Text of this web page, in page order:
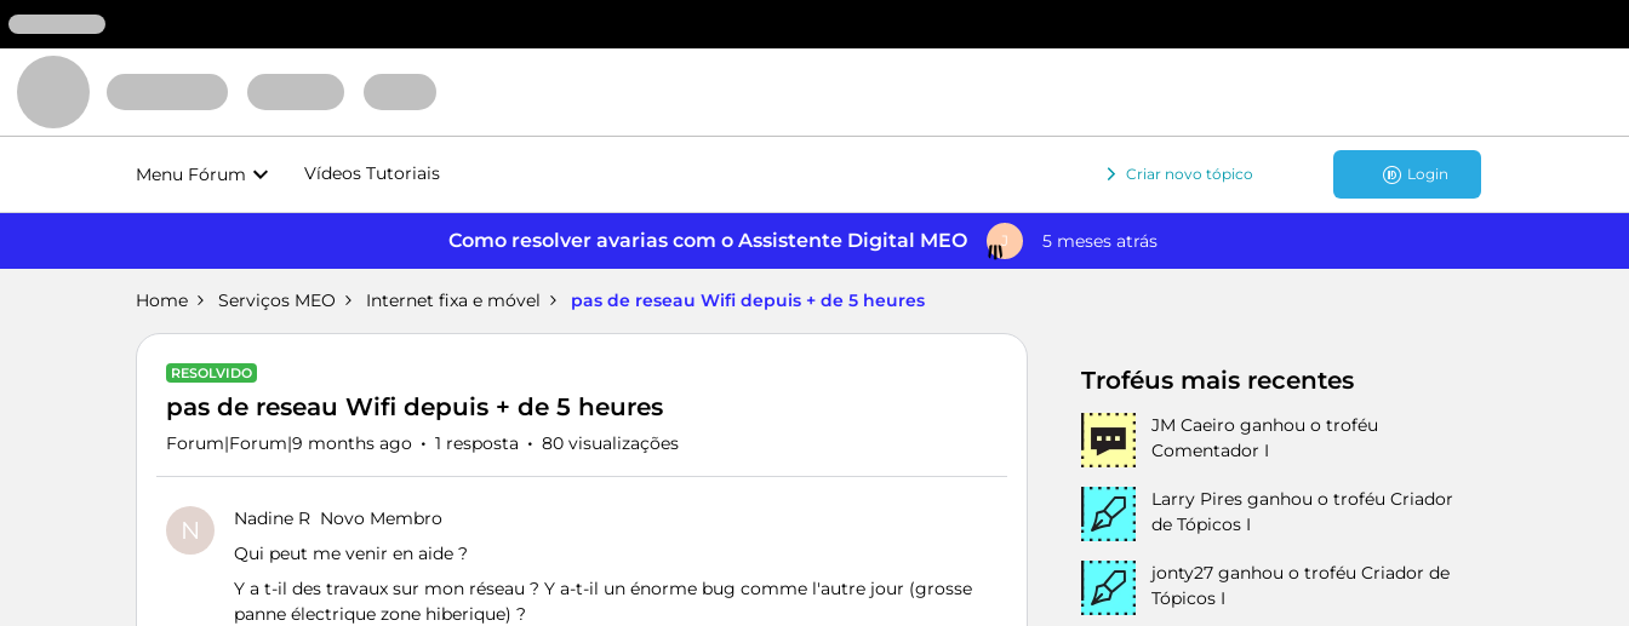
Menu Fórum Vídeos Tutoriais Criar novo tópico Login
Como resolver avarias com o Assistente Digital MEO J 5 meses atrás
Home Serviços MEO Internet fixa e móvel pas de reseau Wifi depuis + de 5 heures
RESOLVIDO
pas de reseau Wifi depuis + de 5 heures
Forum|Forum|9 months ago 1 resposta 80 visualizações
N Nadine R Novo Membro
Qui peut me venir en aide ?
Y a t-il des travaux sur mon réseau ? Y a-t-il un énorme bug comme l'autre jour (grosse
panne électrique zone hiberique) ?
Troféus mais recentes
JM Caeiro ganhou o troféu
Comentador I
Larry Pires ganhou o troféu Criador
de Tópicos I
jonty27 ganhou o troféu Criador de
Tópicos I